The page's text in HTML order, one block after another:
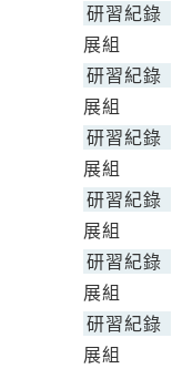
研習紀錄
展組
研習紀錄
展組
研習紀錄
展組
研習紀錄
展組
研習紀錄
展組
研習紀錄
展組